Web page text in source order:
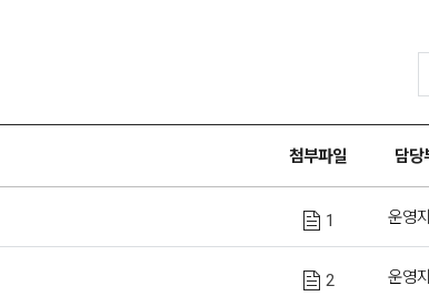
첨부파일 담당
1 운영
2 운영